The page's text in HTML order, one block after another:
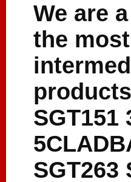
We are
the
SGT151
SGT263